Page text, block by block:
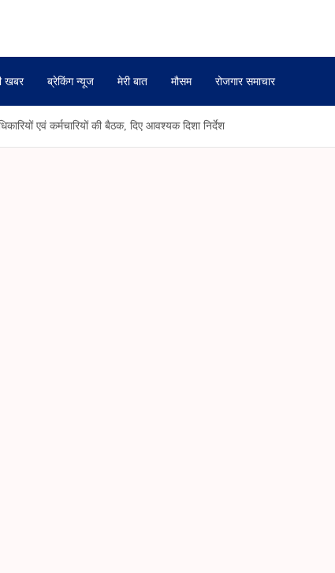
खबर ब्रेकिंग न्यूज मेरी बात मौसम रोजगार समाचार
एवं कर्मचारियों की बैठक, दिए आवश्यक दिशा निर्देश